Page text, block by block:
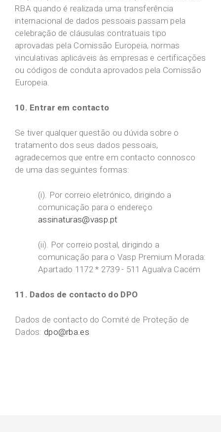
RBA quando é realizada uma transferência
internacional de dados pessoais passam pela
celebração de cláusulas contratuais tipo
aprovadas pela Comissão Europeia, normas
vinculativas aplicáveis às empresas e certificações
ou códigos de conduta aprovados pela Comissão
Europeia.
10. Entrar em contacto
Se tiver qualquer questão ou dúvida sobre o
tratamento dos seus dados pessoais,
agradecemos que entre em contacto connosco
de uma das seguintes formas:
(i). Por correio eletrónico, dirigindo a
comunicação para o endereço
assinaturas@vasp.pt
(ii). Por correio postal, dirigindo a
comunicação para o Vasp Premium Morada:
Apartado 1172 * 2739 - 511 Agualva Cacém
11. Dados de contacto do DPO
Dados de contacto do Comité de Proteção de
Dados: dpo@rba.es